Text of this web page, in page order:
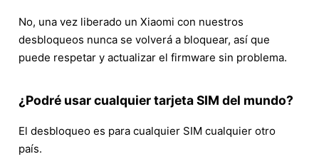
No, una vez liberado un Xiaomi con nuestros
desbloqueos nunca se volverá a bloquear, así que
puede respetar y actualizar el firmware sin problema.
¿Podré usar cualquier tarjeta SIM del mundo?
El desbloqueo es para cualquier SIM cualquier otro
país.